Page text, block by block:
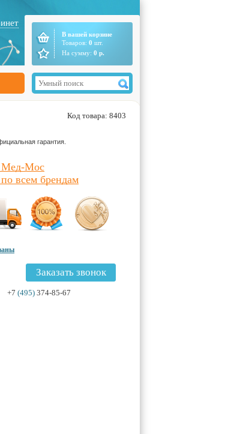
В вашей корзине
Товаров: 0 шт.
На сумму: 0 р.
Код товара: 8403
гарантия.
Мед-Мос
всем брендам
Заказать звонок
+7 (495) 374-85-67